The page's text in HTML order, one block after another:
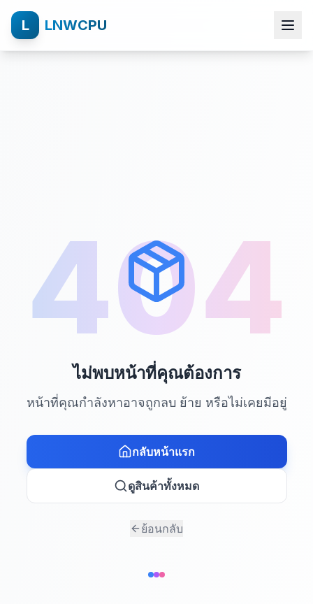
L LNWCPU
404
ไม่พบหน้าที่คุณต้องการ
หน้าที่คุณกำลังหาอาจถูกลบ ย้าย หรือไม่เคยมีอยู่
กลับหน้าแรก
ดูสินค้าทั้งหมด
ย้อนกลับ